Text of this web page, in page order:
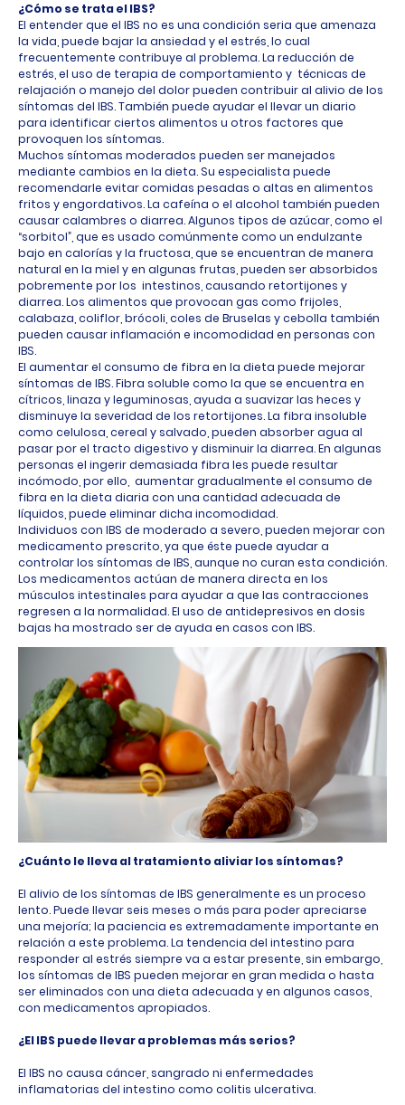
¿Cómo se trata el IBS?
El entender que el IBS no es una condición seria que amenaza
la vida, puede bajar la ansiedad y el estrés, lo cual
frecuentemente contribuye al problema. La reducción de
estrés, el uso de terapia de comportamiento y técnicas de
relajación o manejo del dolor pueden contribuir al alivio de los
síntomas del IBS. También puede ayudar el llevar un diario
para identificar ciertos alimentos u otros factores que
provoquen los síntomas.
Muchos síntomas moderados pueden ser manejados
mediante cambios en la dieta. Su especialista puede
recomendarle evitar comidas pesadas o altas en alimentos
fritos y engordativos. La cafeína o el alcohol también pueden
causar calambres o diarrea. Algunos tipos de azúcar, como el
“sorbitol”, que es usado comúnmente como un endulzante
bajo en calorías y la fructosa, que se encuentran de manera
natural en la miel y en algunas frutas, pueden ser absorbidos
pobremente por los intestinos, causando retortijones y
diarrea. Los alimentos que provocan gas como frijoles,
calabaza, coliflor, brócoli, coles de Bruselas y cebolla también
pueden causar inflamación e incomodidad en personas con
IBS.
El aumentar el consumo de fibra en la dieta puede mejorar
síntomas de IBS. Fibra soluble como la que se encuentra en
cítricos, linaza y leguminosas, ayuda a suavizar las heces y
disminuye la severidad de los retortijones. La fibra insoluble
como celulosa, cereal y salvado, pueden absorber agua al
pasar por el tracto digestivo y disminuir la diarrea. En algunas
personas el ingerir demasiada fibra les puede resultar
incómodo, por ello, aumentar gradualmente el consumo de
fibra en la dieta diaria con una cantidad adecuada de
líquidos, puede eliminar dicha incomodidad.
Individuos con IBS de moderado a severo, pueden mejorar con
medicamento prescrito, ya que éste puede ayudar a
controlar los síntomas de IBS, aunque no curan esta condición.
Los medicamentos actúan de manera directa en los
músculos intestinales para ayudar a que las contracciones
regresen a la normalidad. El uso de antidepresivos en dosis
bajas ha mostrado ser de ayuda en casos con IBS.
¿Cuánto le lleva al tratamiento aliviar los síntomas?
El alivio de los síntomas de IBS generalmente es un proceso
lento. Puede llevar seis meses o más para poder apreciarse
una mejoría; la paciencia es extremadamente importante en
relación a este problema. La tendencia del intestino para
responder al estrés siempre va a estar presente, sin embargo,
los síntomas de IBS pueden mejorar en gran medida o hasta
ser eliminados con una dieta adecuada y en algunos casos,
con medicamentos apropiados.
¿El IBS puede llevar a problemas más serios?
El IBS no causa cáncer, sangrado ni enfermedades
inflamatorias del intestino como colitis ulcerativa.